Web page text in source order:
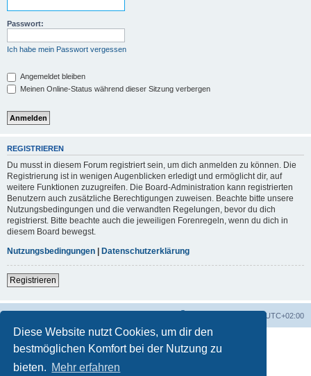
Diese Website nutzt Cookies, um dir den
bestmöglichen Komfort bei der Nutzung zu
bieten. Mehr erfahren
Passwort:
Ich habe mein Passwort vergessen
Angemeldet bleiben
Meinen Online-Status während dieser Sitzung verbergen
REGISTRIEREN
Du musst in diesem Forum registriert sein, um dich anmelden zu können. Die
Registrierung ist in wenigen Augenblicken erledigt und ermöglicht dir, auf
weitere Funktionen zuzugreifen. Die Board-Administration kann registrierten
Benutzern auch zusätzliche Berechtigungen zuweisen. Beachte bitte unsere
Nutzungsbedingungen und die verwandten Regelungen, bevor du dich
registrierst. Bitte beachte auch die jeweiligen Forenregeln, wenn du dich in
diesem Board bewegst.
Nutzungsbedingungen | Datenschutzerklärung
Registrieren
UTC+02:00